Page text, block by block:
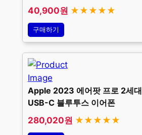
40,900원 ★★★★★
구매하기
Apple 2023 에어팟 프로 2세대
USB-C 블루투스 이어폰
280,020원 ★★★★★